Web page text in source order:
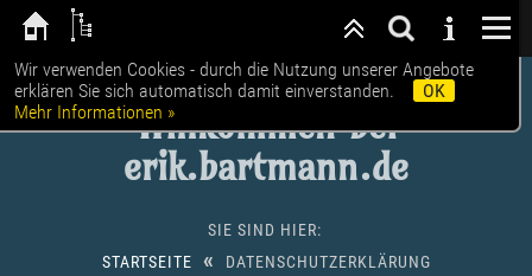
Willkommen bei
erik.bartmann.de
SIE SIND HIER:
STARTSEITE
« DATENSCHUTZERKLÄRUNG
Wir verwenden Cookies - durch die Nutzung unserer Angebote
erklären Sie sich automatisch damit einverstanden.
OK
Mehr Informationen »